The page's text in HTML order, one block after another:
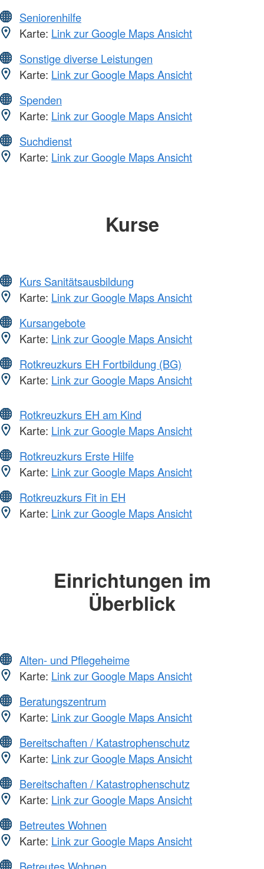
Seniorenhilfe
Karte: Link zur Google Maps Ansicht
Sonstige diverse Leistungen
Karte: Link zur Google Maps Ansicht
Spenden
Karte: Link zur Google Maps Ansicht
Suchdienst
Karte: Link zur Google Maps Ansicht
Kurse
Kurs Sanitätsausbildung
Karte: Link zur Google Maps Ansicht
Kursangebote
Karte: Link zur Google Maps Ansicht
Rotkreuzkurs EH Fortbildung (BG)
Karte: Link zur Google Maps Ansicht
Rotkreuzkurs EH am Kind
Karte: Link zur Google Maps Ansicht
Rotkreuzkurs Erste Hilfe
Karte: Link zur Google Maps Ansicht
Rotkreuzkurs Fit in EH
Karte: Link zur Google Maps Ansicht
Einrichtungen im
Überblick
Alten- und Pflegeheime
Karte: Link zur Google Maps Ansicht
Beratungszentrum
Karte: Link zur Google Maps Ansicht
Bereitschaften / Katastrophenschutz
Karte: Link zur Google Maps Ansicht
Bereitschaften / Katastrophenschutz
Karte: Link zur Google Maps Ansicht
Betreutes Wohnen
Karte: Link zur Google Maps Ansicht